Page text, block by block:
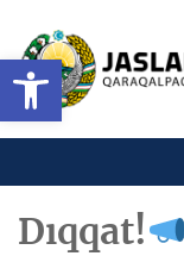
Open toolbar
content
Dıqqat!